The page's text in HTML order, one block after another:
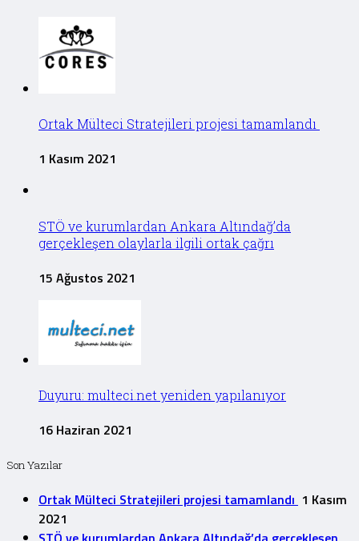
Ortak Mülteci Stratejileri projesi tamamlandı
1 Kasım 2021
STÖ ve kurumlardan Ankara Altındağ’da
gerçekleşen olaylarla ilgili ortak çağrı
15 Ağustos 2021
Duyuru: multeci.net yeniden yapılanıyor
16 Haziran 2021
Son Yazılar
Ortak Mülteci Stratejileri projesi tamamlandı 1 Kasım
2021